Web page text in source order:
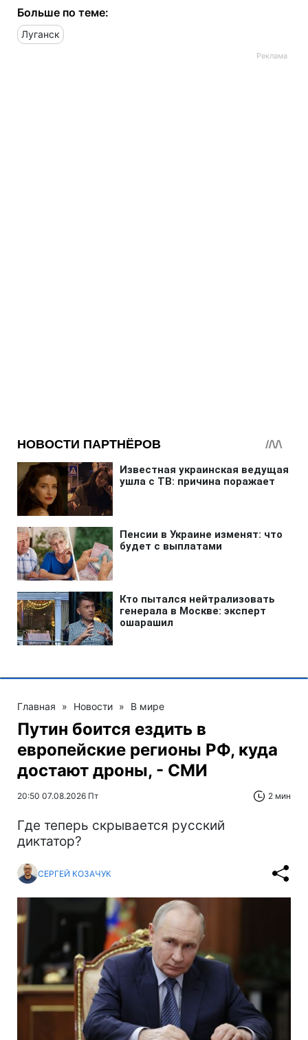
Больше по теме:
Луганск
Главная » Новости » В мире
Путин боится ездить в
европейские регионы РФ, куда
достают дроны, - СМИ
20:50 07.08.2026 Пт 2 мин
Где теперь скрывается русский
диктатор?
СЕРГЕЙ КОЗАЧУК